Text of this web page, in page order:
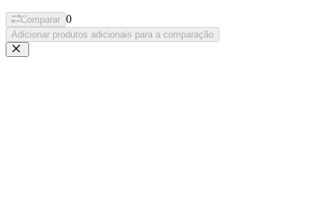
Comparar 0
Adicionar produtos adicionais para a comparação